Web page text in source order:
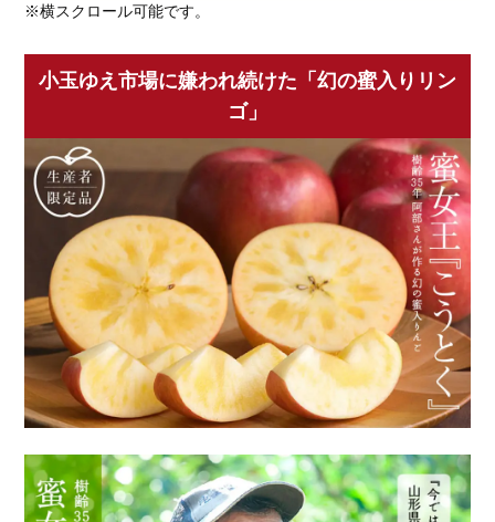
※横スクロール可能です。
小玉ゆえ市場に嫌われ続けた「幻の蜜入りリン
ゴ」